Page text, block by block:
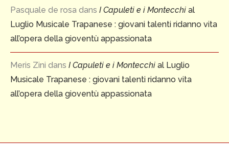
Pasquale de rosa dans I Capuleti e i Montecchi al
Luglio Musicale Trapanese : giovani talenti ridanno vita
all’opera della gioventù appassionata
Meris Zini dans I Capuleti e i Montecchi al Luglio
Musicale Trapanese : giovani talenti ridanno vita
all’opera della gioventù appassionata